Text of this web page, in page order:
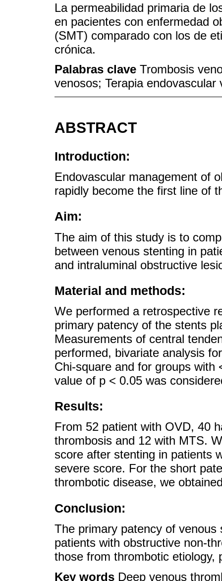
La permeabilidad primaria de
en pacientes con enfermedad
(SMT) comparado con los de
crónica.
Palabras clave Trombosis
venosos; Terapia endovascular
ABSTRACT
Introduction:
Endovascular management of
rapidly become the first line of
Aim:
The aim of this study is to
between venous stenting in
and intraluminal obstructive
Material and methods:
We performed a retrospective
primary patency of the stents
Measurements of central
performed, bivariate analysis
Chi-square and for groups
value of p < 0.05 was
Results:
From 52 patient with OVD, 40
thrombosis and 12 with MTS.
score after stenting in patients
severe score. For the short
thrombotic disease, we
Conclusion:
The primary patency of
patients with obstructive non-
those from thrombotic etiology,
Key words Deep venous